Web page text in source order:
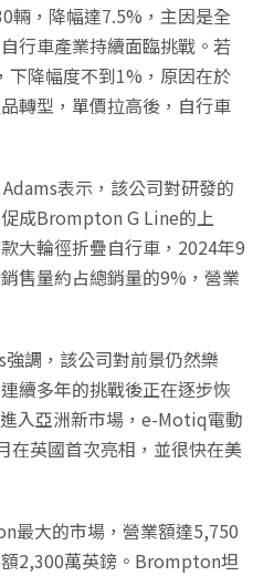
輛，降幅達7.5%，主因是全
行車產業持續面臨挑戰。若
下降幅度不到1%，原因在於
轉型，單價拉高後，自行車
表示，該公司對研發的
成Brompton G Line的上
大輪徑折疊自行車，2024年9
售量約占總銷量的9%，營業
調，該公司對前景仍然樂
續多年的挑戰後正在逐步恢
入亞洲新市場，e-Motiq電動
在英國首次亮相，並很快在美
最大的市場，營業額達5,750
2,300萬英鎊。Brompton坦